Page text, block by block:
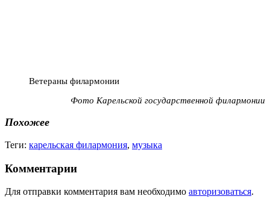
Ветераны филармонии
Фото Карельской государственной филармонии
Похожее
Теги: карельская филармония, музыка
Комментарии
Для отправки комментария вам необходимо авторизоваться.